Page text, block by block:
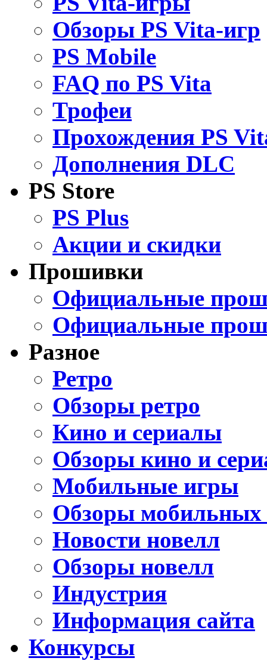
Обзоры PS Vita-игр
PS Mobile
FAQ по PS Vita
Трофеи
Прохождения PS
Дополнения DLC
PS Store
PS Plus
Акции и скидки
Прошивки
Официальные
Официальные
Разное
Ретро
Обзоры ретро
Кино и сериалы
Обзоры кино и
Мобильные игры
Обзоры мобильных
Новости новелл
Обзоры новелл
Индустрия
Информация сайта
Конкурсы